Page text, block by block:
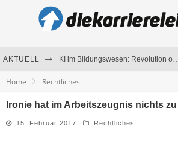
AKTUELL KI im Bildungswesen: Revolution oder Risiko
Seminare als Motivationsmotor – Wie Weiterbildung Mitarbeiter nachhaltig begeistert
Home Rechtliches
Ironie hat im Arbeitszeugnis nichts
15. Februar 2017 Rechtliches